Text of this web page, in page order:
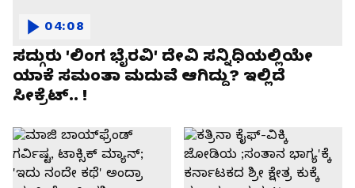
ಸದ್ಗುರು 'ಲಿಂಗ ಭೈರವಿ' ದೇವಿ ಸನ್ನಿಧಿಯಲ್ಲಿಯೇ
ಯಾಕೆ ಸಮಂತಾ ಮದುವೆ ಆಗಿದ್ದು? ಇಲ್ಲಿದೆ
ಸೀಕ್ರೆಟ್.. !
04:08